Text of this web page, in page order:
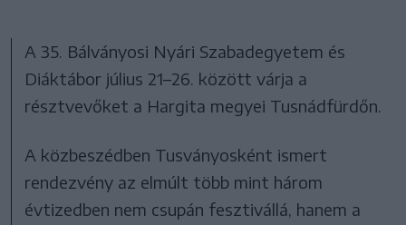
A 35. Bálványosi Nyári Szabadegyetem és
Diáktábor július 21–26. között várja a
résztvevőket a Hargita megyei Tusnádfürdőn.
A közbeszédben Tusványosként ismert
rendezvény az elmúlt több mint három
évtizedben nem csupán fesztivállá, hanem a